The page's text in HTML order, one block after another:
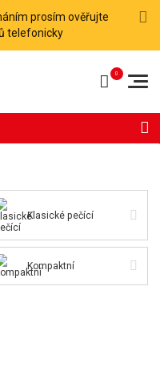
prosím ověřujte
telefonicky
Klasické pečící
Kompaktní